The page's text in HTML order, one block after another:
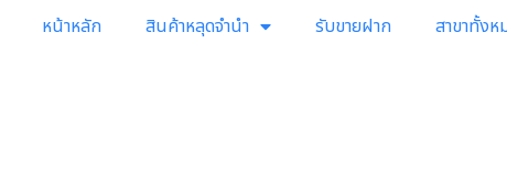
หน้าหลัก สินค้าหลุดจำนำ รับขายฝาก สาขาทั้งห